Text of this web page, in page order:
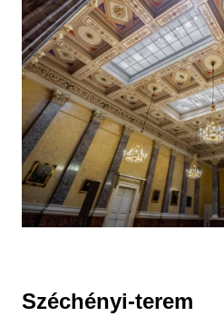
Széchényi-terem